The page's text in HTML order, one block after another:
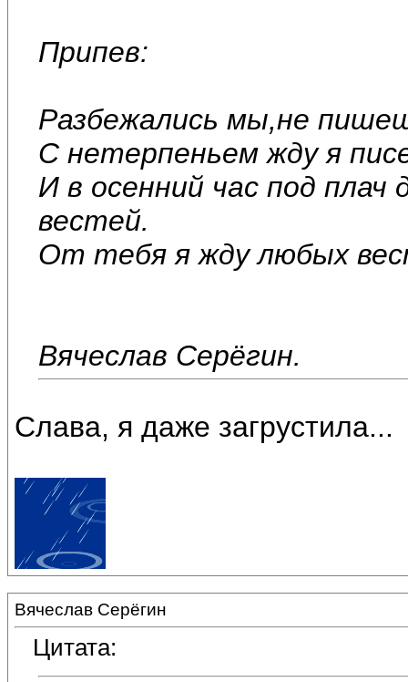
Припев:
Разбежались мы,не
С нетерпеньем жду я
И в осенний час под
вестей.
От тебя я жду любых
Вячеслав Серёгин.
Слава, я даже загрустила...
Вячеслав Серёгин
Цитата: